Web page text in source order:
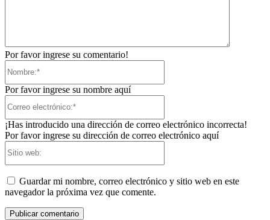
Por favor ingrese su comentario!
Por favor ingrese su nombre aquí
¡Has introducido una dirección de correo electrónico incorrecta!
Por favor ingrese su dirección de correo electrónico aquí
Guardar mi nombre, correo electrónico y sitio web en este
navegador la próxima vez que comente.